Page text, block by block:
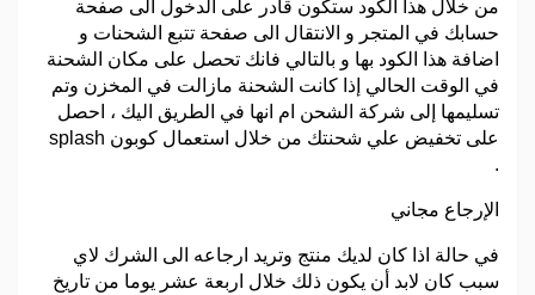
من خلال هذا الكود ستكون قادر على الدخول الى صفحة
حسابك في المتجر و الانتقال الى صفحة تتبع الشحنات و
اضافة هذا الكود بها و بالتالي فانك تحصل على مكان الشحنة
في الوقت الحالي إذا كانت الشحنة مازالت في المخزن وتم
تسليمها إلى شركة الشحن ام انها في الطريق اليك ، احصل
.
الإرجاع مجاني
في حالة اذا كان لديك منتج وتريد ارجاعه الى الشرك لاي
سبب كان لابد أن يكون ذلك خلال اربعة عشر يوما من تاريخ